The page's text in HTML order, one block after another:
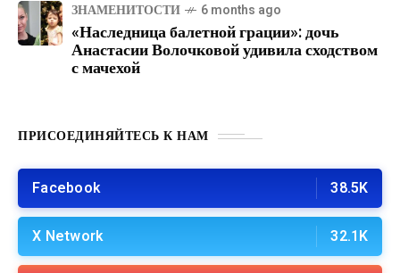
ЗНАМЕНИТОСТИ 6 months ago
«Наследница балетной грации»: дочь
Анастасии Волочковой удивила сходством
с мачехой
ПРИСОЕДИНЯЙТЕСЬ К НАМ
Facebook 38.5K
X Network 32.1K